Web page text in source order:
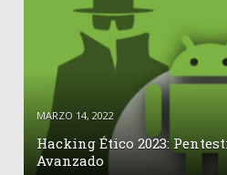
MARZO 14, 2022
Hacking Ético 2023:
Avanzado